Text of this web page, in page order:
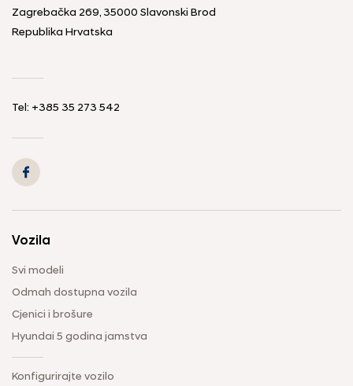
Zagrebačka 269, 35000 Slavonski Brod
Republika Hrvatska
Tel: +385 35 273 542
Vozila
Svi modeli
Odmah dostupna vozila
Cjenici i brošure
Hyundai 5 godina jamstva
Konfigurirajte vozilo